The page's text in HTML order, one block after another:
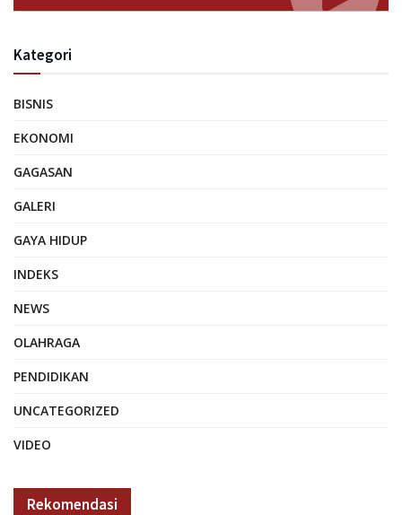
Kategori
BISNIS
EKONOMI
GAGASAN
GALERI
GAYA HIDUP
INDEKS
NEWS
OLAHRAGA
PENDIDIKAN
UNCATEGORIZED
VIDEO
Rekomendasi